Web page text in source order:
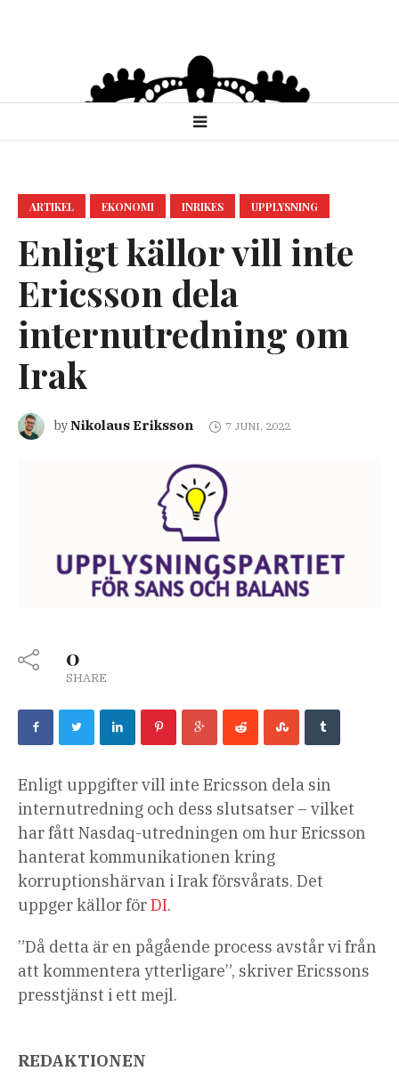
ARTIKEL EKONOMI INRIKES UPPLYSNING
Enligt källor vill inte
Ericsson dela
internutredning om
Irak
byNikolaus Eriksson 7 JUNI, 2022
0
SHARE
Enligt uppgifter vill inte Ericsson dela sin
internutredning och dess slutsatser – vilket
har fått Nasdaq-utredningen om hur Ericsson
hanterat kommunikationen kring
korruptionshärvan i Irak försvårats. Det
uppger källor förDI.
”Då detta är en pågående process avstår vi från
att kommentera ytterligare”, skriver Ericssons
presstjänst i ett mejl.
REDAKTIONEN